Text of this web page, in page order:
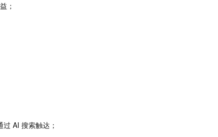
；
AI 搜索触达；